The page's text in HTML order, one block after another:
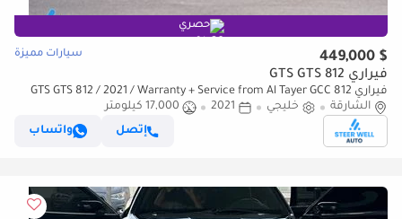
حصري
$ 449,000 سيارات مميزة
فيراري 812 GTS GTS
فيراري 812 GTS GTS 812 / 2021 / Warranty + Service from Al Tayer GCC
الشارقة
خليجي 2021
17,000 كيلومتر
إتصل
واتساب